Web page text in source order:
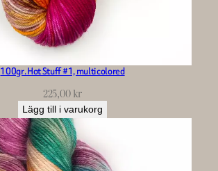
100gr. Hot Stuff #1, multicolored
225,00kr
Lägg till i varukorg